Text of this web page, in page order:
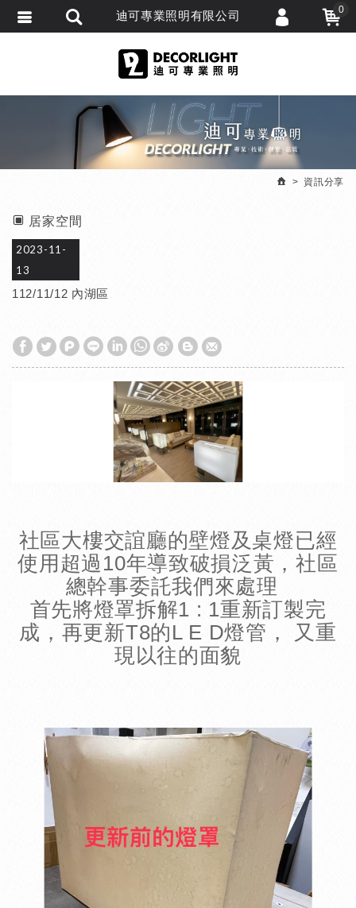
資訊分享
居家空間
2023-11-
13
112/11/12 內湖區
W
h
a
t
s
p
S
i
n
a
W
b
o
社區大樓交誼廳的壁燈及桌燈已經
使用超過10年導致破損泛黃，社區
總幹事委託我們來處理
首先將燈罩拆解1 : 1重新訂製完
成，再更新T8的L E D燈管， 又重
現以往的面貌
迪可專業照明有限公司 0
會員註冊
忘記密碼
訂單查詢
追蹤清單